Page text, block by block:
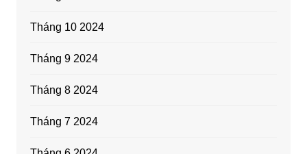
Tháng 10 2024
Tháng 9 2024
Tháng 8 2024
Tháng 7 2024